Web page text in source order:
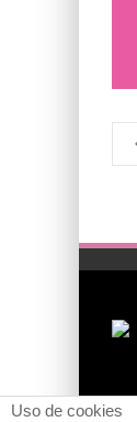
Uso de cookies